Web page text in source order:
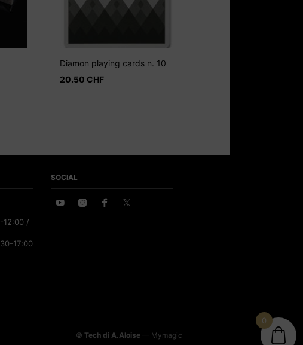
Diamon playing cards n. 10
20.50 CHF
12:00 /
17:00
SOCIAL
© Tech di A.Aloise — Mymagic
0